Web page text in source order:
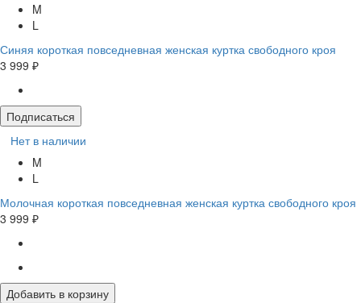
M
L
Синяя короткая повседневная женская куртка свободного кроя
3 999 ₽
Подписаться
Нет в наличии
M
L
Молочная короткая повседневная женская куртка свободного кроя
3 999 ₽
Добавить в корзину